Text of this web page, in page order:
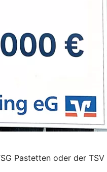
Pastetten oder der